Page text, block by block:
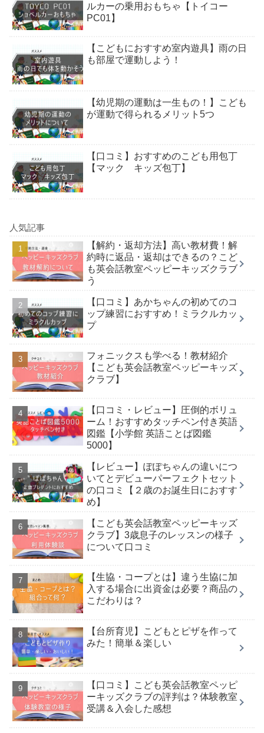
ルカーの乗用おもちゃ【トイコー
PC01】
【こどもにおすすめ室内遊具】雨の日
も部屋で運動しよう！
【幼児期の運動は一生もの！】こども
が運動で得られるメリット5つ
【口コミ】おすすめのこども用包丁
【マック キッズ包丁】
人気記事
【解約・返却方法】高い教材費！解
約時に返品・返却はできるの？こど
も英会話教室ペッピーキッズクラブ
う
【口コミ】あかちゃんの初めてのコ
ップ練習におすすめ！ミラクルカッ
プ
フォニックスも学べる！教材紹介
【こども英会話教室ペッピーキッズ
クラブ】
【口コミ・レビュー】圧倒的ボリュ
ーム！おすすめタッチペン付き英語
図鑑【小学館 英語ことば図鑑
5000】
【レビュー】ぽぽちゃんの違いにつ
いてとデビューパーフェクトセット
の口コミ【２歳のお誕生日におすす
め】
【こども英会話教室ペッピーキッズ
クラブ】3歳息子のレッスンの様子
について口コミ
【生協・コープとは】違う生協に加
入する場合に出資金は必要？商品の
こだわりは？
【台所育児】こどもとピザを作って
みた！簡単＆楽しい
【口コミ】こども英会話教室ペッピ
ーキッズクラブの評判は？体験教室
受講＆入会した感想